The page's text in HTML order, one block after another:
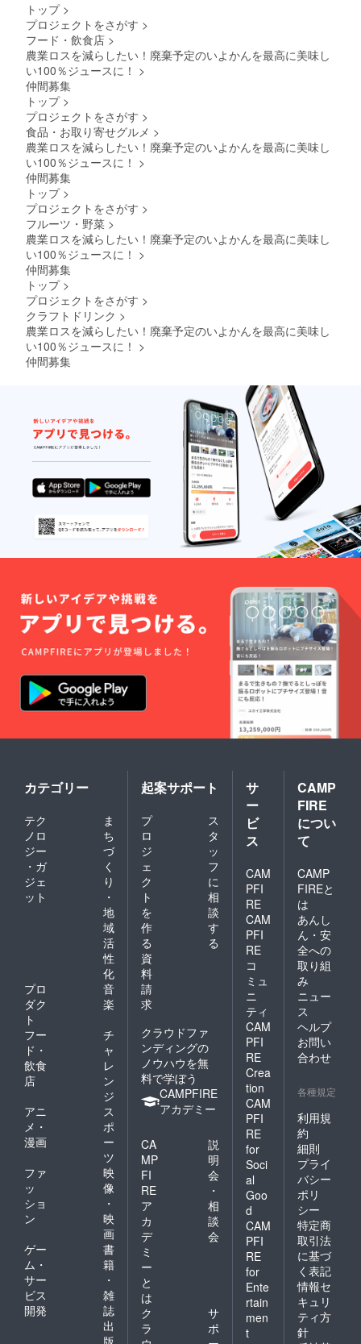
トップ >
プロジェクトをさがす >
フード・飲食店 >
農業ロスを減らしたい！廃棄予定のいよかんを最高に美味し
い100％ジュースに！ >
仲間募集
トップ >
プロジェクトをさがす >
食品・お取り寄せグルメ >
農業ロスを減らしたい！廃棄予定のいよかんを最高に美味し
い100％ジュースに！ >
仲間募集
トップ >
プロジェクトをさがす >
フルーツ・野菜 >
農業ロスを減らしたい！廃棄予定のいよかんを最高に美味し
い100％ジュースに！ >
仲間募集
トップ >
プロジェクトをさがす >
クラフトドリンク >
農業ロスを減らしたい！廃棄予定のいよかんを最高に美味し
い100％ジュースに！ >
仲間募集
カテゴリー
テク
ノロ
ジー
・ガ
ジェ
ット
ま
ち
づ
く
り
・
地
域
活
性
化
プロ
ダク
ト
音
楽
フー
ド・
飲食
店
チ
ャ
レ
ン
ジ
アニ
メ・
漫画
ス
ポ
ー
ツ
ファ
ッ
ショ
ン
映
像
・
映
画
ゲー
ム・
サー
ビス
開発
書
籍
・
雑
誌
出
版
起案サポート
プ
ロ
ジ
ェ
ク
ト
を
作
る
ス
タ
ッ
フ
に
相
談
す
る
資
料
請
求
クラウドファ
ンディングの
ノウハウを無
料で学ぼう
CAMPFIRE
アカデミー
CA
MP
FI
RE
ア
カ
デ
ミ
ー
と
は
説
明
会
・
相
談
会
ク
ラ
サ
ポ
サ
ー
ビ
ス
CAM
PFI
RE
CAM
PFI
RE
コ
ミュ
ニ
ティ
CAM
PFI
RE
Crea
tion
CAM
PFI
RE
for
Soci
al
Goo
d
CAM
PFI
RE
for
Ente
rtain
men
t
CAMP
FIRE
につい
て
CAMP
FIREと
は
あんし
ん・安
全への
取り組
み
ニュー
ス
ヘルプ
お問い
合わせ
各種規定
利用規
約
細則
プライ
バシー
ポリ
シー
特定商
取引法
に基づ
く表記
情報セ
キュリ
ティ方
針